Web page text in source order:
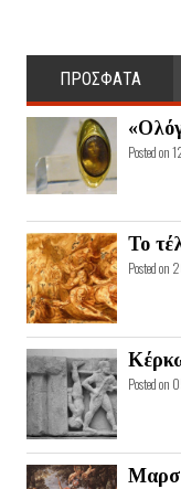
ΠΡΟΣΦΑΤΑ
Posted on
Το
Posted on
Posted on